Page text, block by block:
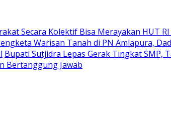
Secara Kolektif Bisa Merayakan HUT
Warisan Tanah di PN Amlapura,
Bupati Sutjidra Lepas Gerak Tingkat SMP,